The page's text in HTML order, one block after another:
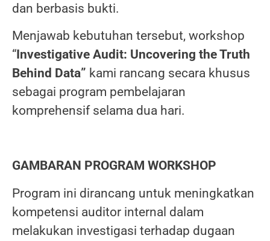
dan berbasis bukti.
Menjawab kebutuhan tersebut, workshop
“Investigative Audit: Uncovering the Truth
Behind Data” kami rancang secara khusus
sebagai program pembelajaran
komprehensif selama dua hari.
GAMBARAN PROGRAM WORKSHOP
Program ini dirancang untuk meningkatkan
kompetensi auditor internal dalam
melakukan investigasi terhadap dugaan